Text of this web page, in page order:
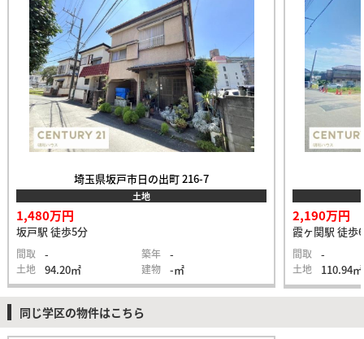
埼玉県坂戸市日の出町 216-7
土地
1,480万円
坂戸駅 徒歩5分
間取 - 築年 -
土地 94.20㎡ 建物 -㎡
2,190万円
霞ヶ関駅 徒歩
間取 -
土地 110.94㎡
同じ学区の物件はこちら